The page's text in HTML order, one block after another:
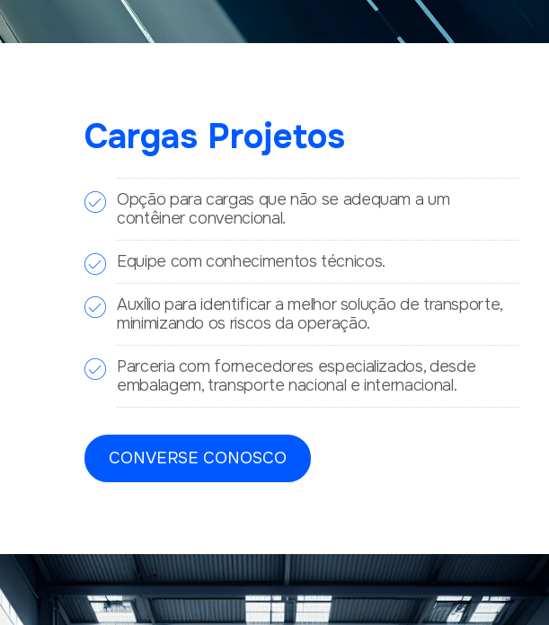
Cargas Projetos
Opção para cargas que não se adequam a um
contêiner convencional.
Equipe com conhecimentos técnicos.
Auxílio para identificar a melhor solução de transporte,
minimizando os riscos da operação.
Parceria com fornecedores especializados, desde
embalagem, transporte nacional e internacional.
CONVERSE CONOSCO